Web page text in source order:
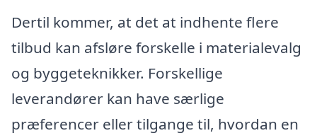
Dertil kommer, at det at indhente flere
tilbud kan afsløre forskelle i materialevalg
og byggeteknikker. Forskellige
leverandører kan have særlige
præferencer eller tilgange til, hvordan en